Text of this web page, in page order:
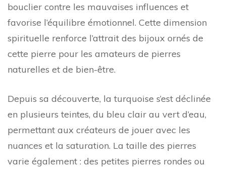
bouclier contre les mauvaises influences et
favorise l’équilibre émotionnel. Cette dimension
spirituelle renforce l’attrait des bijoux ornés de
cette pierre pour les amateurs de pierres
naturelles et de bien-être.
Depuis sa découverte, la turquoise s’est déclinée
en plusieurs teintes, du bleu clair au vert d’eau,
permettant aux créateurs de jouer avec les
nuances et la saturation. La taille des pierres
varie également : des petites pierres rondes ou